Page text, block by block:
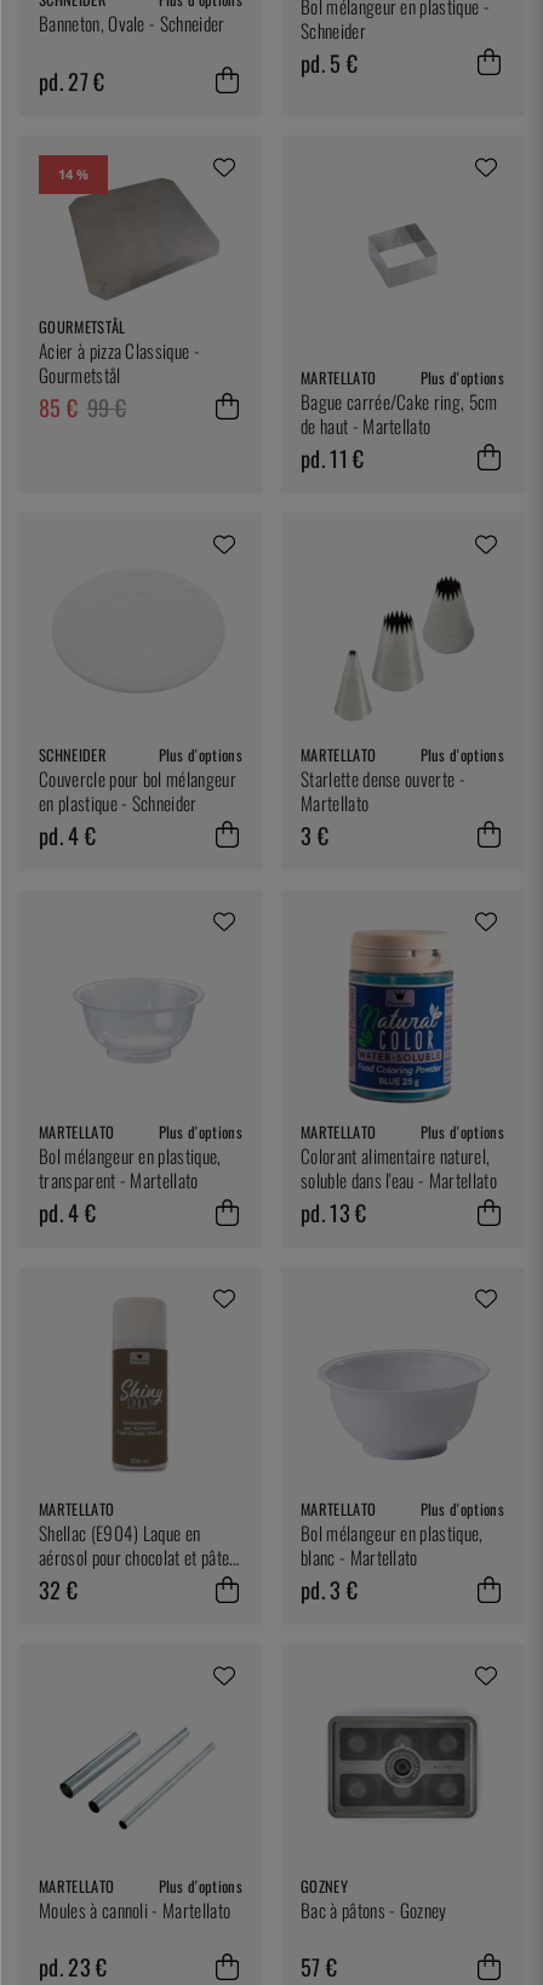
Banneton, Ovale - Schneider
pd. 27 €
Bol mélangeur en plastique -
Schneider
pd. 5 €
14 %
GOURMETSTÅL
Acier à pizza Classique -
Gourmetstål
85 € 99 €
MARTELLATO Plus d'options
Bague carrée/Cake ring, 5cm
de haut - Martellato
pd. 11 €
SCHNEIDER Plus d'options
Couvercle pour bol mélangeur
en plastique - Schneider
pd. 4 €
MARTELLATO Plus d'options
Starlette dense ouverte -
Martellato
3 €
MARTELLATO Plus d'options
Bol mélangeur en plastique,
transparent - Martellato
pd. 4 €
MARTELLATO Plus d'options
Colorant alimentaire naturel,
soluble dans l'eau - Martellato
pd. 13 €
MARTELLATO
Shellac (E904) Laque en
aérosol pour chocolat et pâte
d'amande - Martellato
32 €
MARTELLATO Plus d'options
Bol mélangeur en plastique,
blanc - Martellato
pd. 3 €
MARTELLATO Plus d'options
Moules à cannoli - Martellato
pd. 23 €
GOZNEY
Bac à pâtons - Gozney
57 €